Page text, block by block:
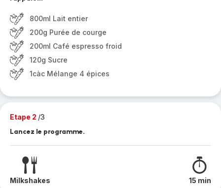
800ml Lait entier
200g Purée de courge
200ml Café espresso froid
120g Sucre
1càc Mélange 4 épices
Etape 2 /3
Lancez le programme.
Milkshakes 15 min